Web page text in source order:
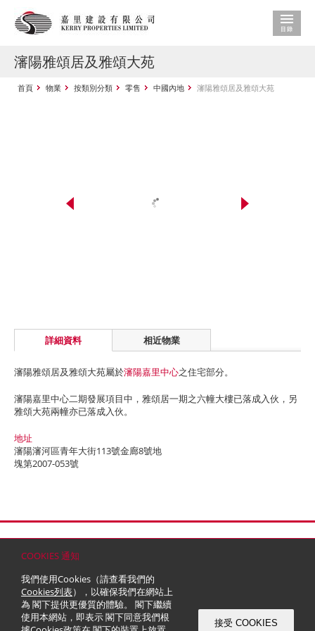
COOKIES 通知
我們使用Cookies（請查看我們的
Cookies列表），以確保我們在網站上
為 閣下提供更優質的體驗。 閣下繼續
使用本網站，即表示 閣下同意我們根
接受 COOKIES
瀋陽雅頌居及雅頌大苑
首頁 物業 按類別分類 零售 中國內地 瀋陽雅頌居及雅頌大苑
詳細資料 相近物業
瀋陽雅頌居及雅頌大苑屬於瀋陽嘉里中心之住宅部分。
瀋陽嘉里中心二期發展項目中，雅頌居一期之六幢大樓已落成入伙，另
雅頌大苑兩幢亦已落成入伙。
地址
瀋陽瀋河區青年大街113號金廊8號地
塊第2007-053號
© 2026 嘉里建設有限公司 (於百慕達註冊成立之有限公司)